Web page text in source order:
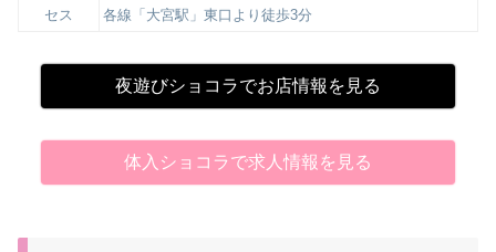
セス
各線「大宮駅」東口より徒歩3分
夜遊びショコラでお店情報を見る
体入ショコラで求人情報を見る